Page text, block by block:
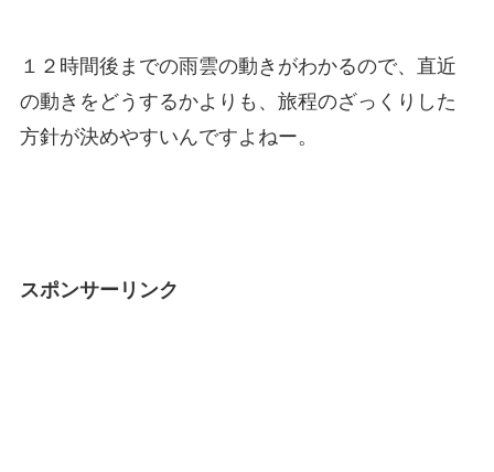
１２時間後までの雨雲の動きがわかるので、直近
の動きをどうするかよりも、旅程のざっくりした
方針が決めやすいんですよねー。
スポンサーリンク